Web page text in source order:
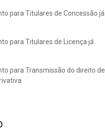
para Titulares de Concessão já
para Titulares de Licença já
para Transmissão do direito de